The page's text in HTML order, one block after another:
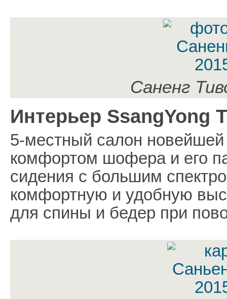
Саненг
Интерьер SsangYong
5-местный салон
комфортом шофера и его
сидения с большим
комфортную и удобную
для спины и бедер при